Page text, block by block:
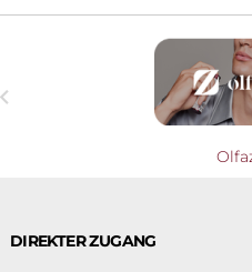
DIREKTER ZUGANG